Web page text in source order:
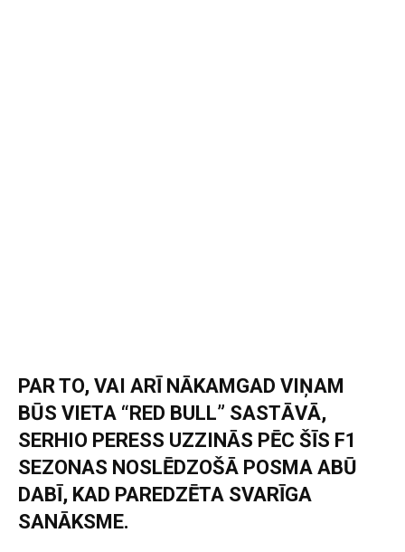
PAR TO, VAI ARĪ NĀKAMGAD VIŅAM
BŪS VIETA “RED BULL” SASTĀVĀ,
SERHIO PERESS UZZINĀS PĒC ŠĪS F1
SEZONAS NOSLĒDZOŠĀ POSMA ABŪ
DABĪ, KAD PAREDZĒTA SVARĪGA
SANĀKSME.